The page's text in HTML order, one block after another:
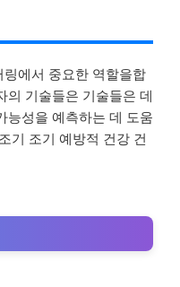
에서 중요한 역할을합
의 기술들은 기술들은 데
능성을 예측하는 데 도움
기 조기 예방적 건강 건